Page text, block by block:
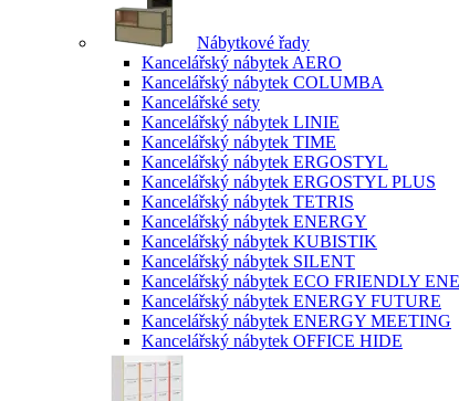
Nábytkové řady
Kancelářský nábytek AERO
Kancelářský nábytek COLUMBA
Kancelářské sety
Kancelářský nábytek LINIE
Kancelářský nábytek TIME
Kancelářský nábytek ERGOSTYL
Kancelářský nábytek ERGOSTYL PLUS
Kancelářský nábytek TETRIS
Kancelářský nábytek ENERGY
Kancelářský nábytek KUBISTIK
Kancelářský nábytek SILENT
Kancelářský nábytek ECO FRIENDLY
Kancelářský nábytek ENERGY FUTURE
Kancelářský nábytek ENERGY MEETING
Kancelářský nábytek OFFICE HIDE